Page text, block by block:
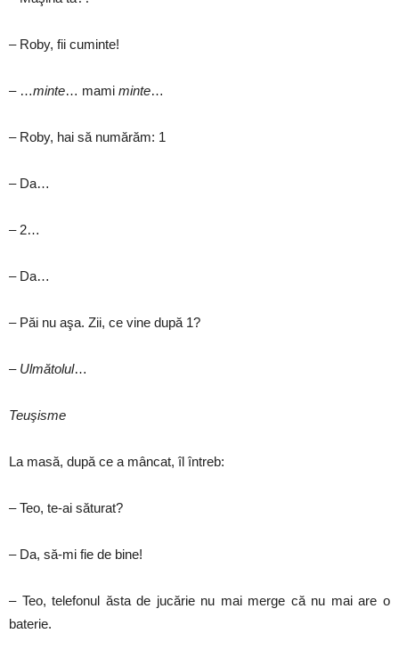
– Roby, fii cuminte!
– …minte… mami minte…
– Roby, hai să numărăm: 1
– Da…
– 2…
– Da…
– Păi nu aşa. Zii, ce vine după 1?
– Ulmătolul…
Teuşisme
La masă, după ce a mâncat, îl întreb:
– Teo, te-ai săturat?
– Da, să-mi fie de bine!
– Teo, telefonul ăsta de jucărie nu mai merge că nu mai are o
baterie.